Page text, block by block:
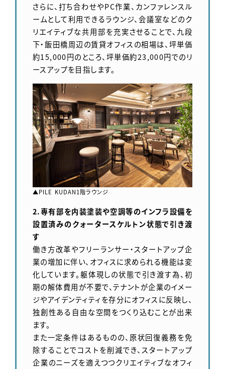
さらに、打ち合わせやPC作業、カンファレンスル
ームとして利用できるラウンジ、会議室などのク
リエイティブな共用部を充実させることで、九段
下・飯田橋周辺の賃貸オフィスの相場は、坪単価
約15,000円のところ、坪単価約23,000円でのリ
ースアップを目指します。
▲PILE KUDAN1階ラウンジ
2.専有部を内装塗装や空調等のインフラ設備を
設置済みのクォータースケルトン状態で引き渡
す
働き方改革やフリーランサー・スタートアップ企
業の増加に伴い、オフィスに求められる機能は変
化しています。躯体現しの状態で引き渡す為、初
期の解体費用が不要で、テナントが企業のイメー
ジやアイデンティティを存分にオフィスに反映し、
独創性ある自由な空間をつくり込むことが出来
ます。
また一定条件はあるものの、原状回復義務を免
除することでコストを削減でき、スタートアップ
企業のニーズを適えつつクリエイティブなオフィ